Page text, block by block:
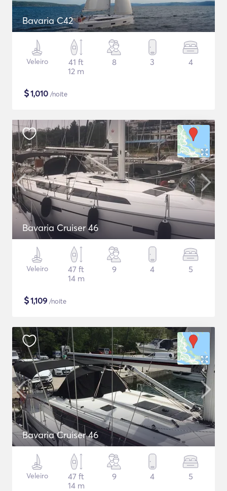
Bavaria C42
Veleiro
41 ft
12 m
8 3 4
$1,010 /noite
Bavaria Cruiser 46
Veleiro
47 ft
14 m
9 4 5
$1,109 /noite
Bavaria Cruiser 46
Veleiro
47 ft
14 m
9 4 5